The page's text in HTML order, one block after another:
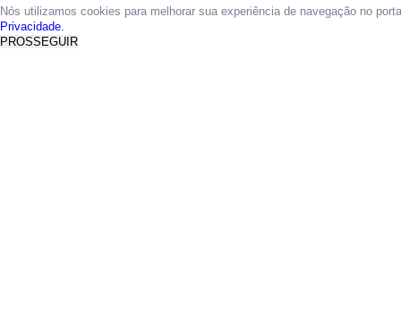
Nós utilizamos cookies para melhorar sua experiência de navegação no
Privacidade.
PROSSEGUIR